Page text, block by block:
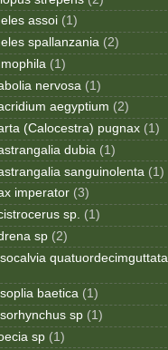
assoi (1)
spallanzania (2)
(1)
nervosa (1)
aegyptium (2)
(Calocestra) pugnax (1)
dubia (1)
sanguinolenta (1)
imperator (3)
sp. (1)
sp (2)
quatuordecimguttata
baetica (1)
sp (1)
sp (1)